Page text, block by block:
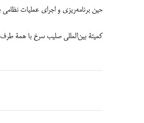
حین برنامه‌ریزی و اجرای عملیات
کمیتۀ بین‌المللی صلیب سرخ با همۀ